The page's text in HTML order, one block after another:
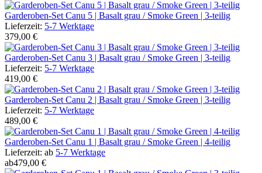
Garderoben-Set Canu 5 | Basalt grau / Smoke Green | 3-teilig
Lieferzeit: 5-7 Werktage
379,00 €
Garderoben-Set Canu 3 | Basalt grau / Smoke Green | 3-teilig
Lieferzeit: 5-7 Werktage
419,00 €
Garderoben-Set Canu 2 | Basalt grau / Smoke Green | 3-teilig
Lieferzeit: 5-7 Werktage
489,00 €
Garderoben-Set Canu 1 | Basalt grau / Smoke Green | 4-teilig
Lieferzeit: ab 5-7 Werktage
ab479,00 €